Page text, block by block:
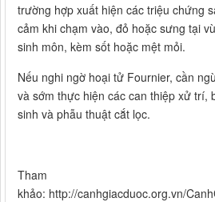
trường hợp xuất hiện các triệu chứng
cảm khi chạm vào, đỏ hoặc sưng tại
sinh môn, kèm sốt hoặc mệt mỏi.
Nếu nghi ngờ hoại tử Fournier, cần
và sớm thực hiện các can thiệp xử trí,
sinh và phẫu thuật cắt lọc.
Tham
khảo: http://canhgiacduoc.org.vn/